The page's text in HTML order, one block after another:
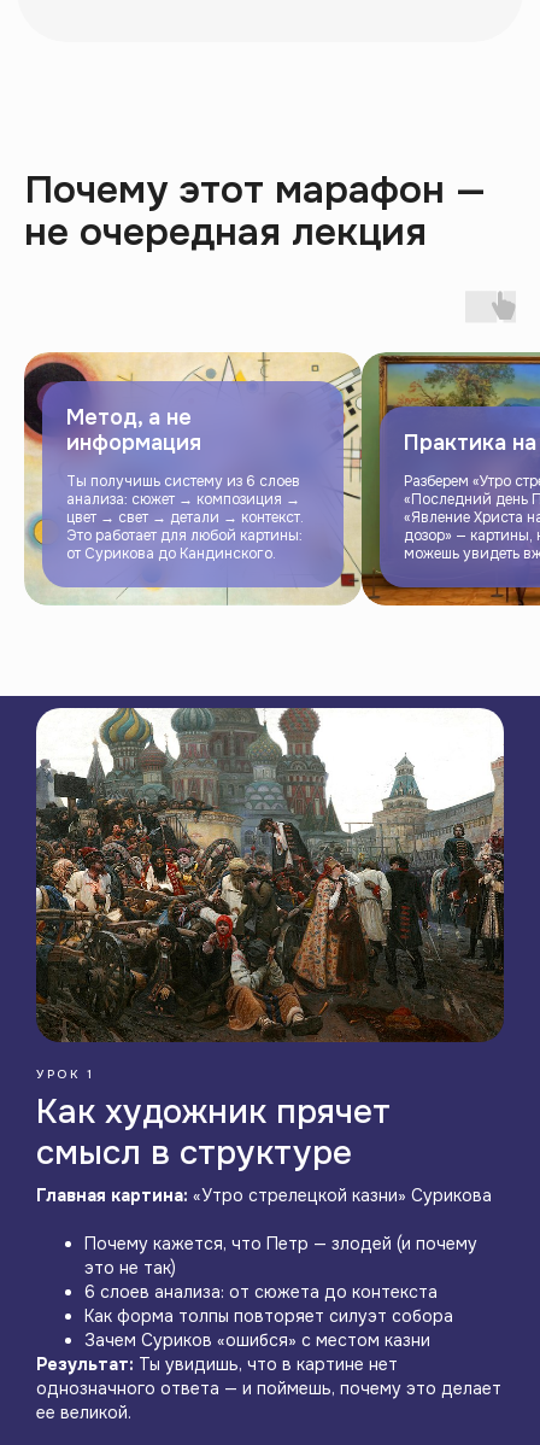
Почему этот марафон —
не очередная лекция
Метод, а не
информация
Ты получишь систему из 6 слоев
анализа: сюжет → композиция →
цвет → свет → детали → контекст.
Это работает для любой картины:
от Сурикова до Кандинского.
Практика
Разберем «Утро
«Последний день
«Явление Христа
дозор» — картины,
можешь увидеть
УРОК 1
Как художник прячет
смысл в структуре
Главная картина: «Утро стрелецкой казни» Сурикова
Почему кажется, что Петр — злодей (и почему
это не так)
6 слоев анализа: от сюжета до контекста
Как форма толпы повторяет силуэт собора
Зачем Суриков «ошибся» с местом казни
Результат: Ты увидишь, что в картине нет
однозначного ответа — и поймешь, почему это делает
ее великой.